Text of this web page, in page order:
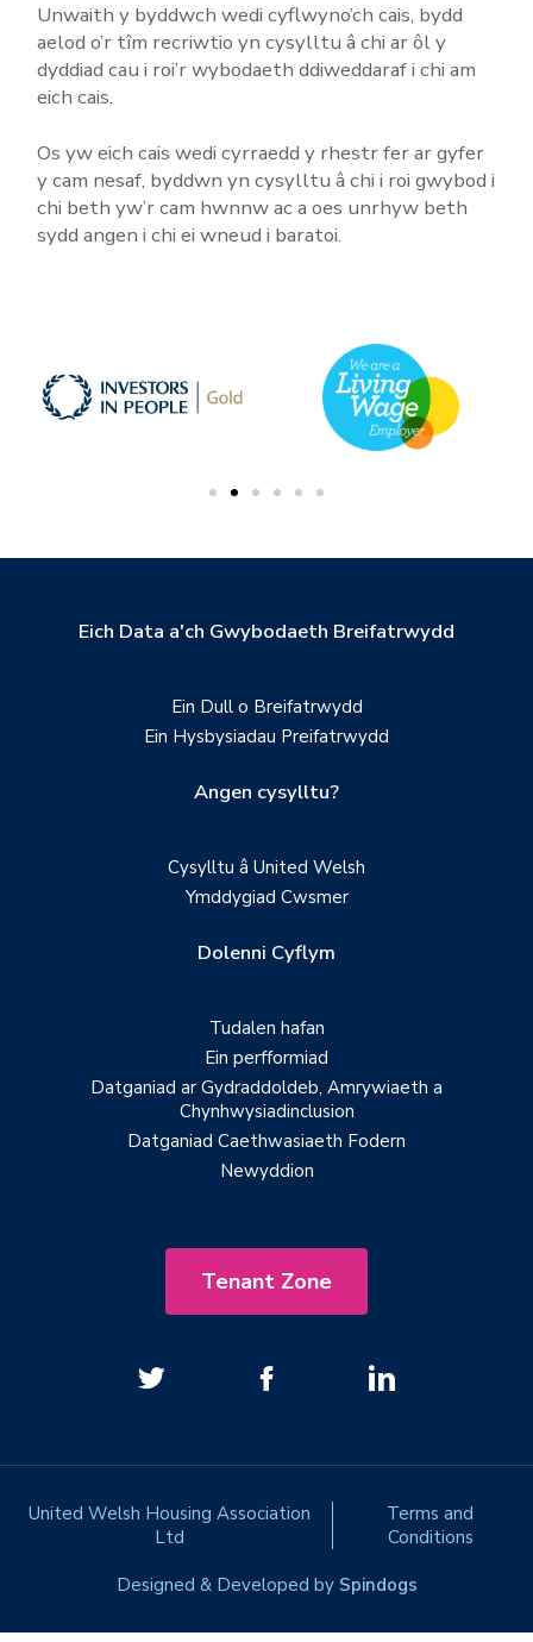
Unwaith y byddwch wedi cyflwyno’ch cais, bydd
aelod o’r tîm recriwtio yn cysylltu â chi ar ôl y
dyddiad cau i roi’r wybodaeth ddiweddaraf i chi am
eich cais.
Os yw eich cais wedi cyrraedd y rhestr fer ar gyfer
y cam nesaf, byddwn yn cysylltu â chi i roi gwybod i
chi beth yw’r cam hwnnw ac a oes unrhyw beth
sydd angen i chi ei wneud i baratoi.
Eich Data a'ch Gwybodaeth Breifatrwydd
Ein Dull o Breifatrwydd
Ein Hysbysiadau Preifatrwydd
Angen cysylltu?
Cysylltu â United Welsh
Ymddygiad Cwsmer
Dolenni Cyflym
Tudalen hafan
Ein perfformiad
Datganiad ar Gydraddoldeb, Amrywiaeth a
Chynhwysiadinclusion
Datganiad Caethwasiaeth Fodern
Newyddion
Tenant Zone
United Welsh Housing Association
Ltd
Terms and
Conditions
Designed & Developed by Spindogs